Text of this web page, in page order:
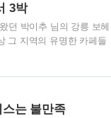
..
3박
던 박이추 님의 강릉 보헤
그 지역의 유명한 카페들
있는 카페들을 갔을 정도
고 봐도 되겠네요. 안목항
리를..는 불만족